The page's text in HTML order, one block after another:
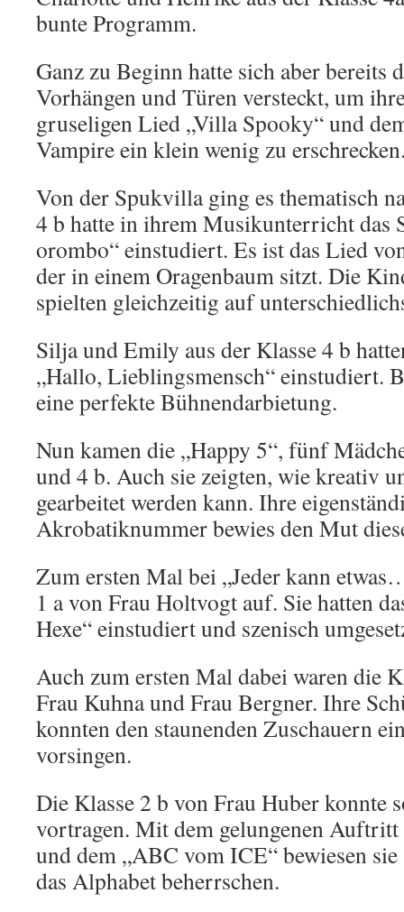
bunte Programm.
Ganz zu Beginn hatte sich aber bereits
Vorhängen und Türen versteckt, um
gruseligen Lied „Villa Spooky“ und
Vampire ein klein wenig zu
Von der Spukvilla ging es thematisch
4 b hatte in ihrem Musikunterricht das
orombo“ einstudiert. Es ist das Lied
der in einem Oragenbaum sitzt. Die
spielten gleichzeitig auf
Silja und Emily aus der Klasse 4 b
„Hallo, Lieblingsmensch“ einstudiert.
eine perfekte Bühnendarbietung.
Nun kamen die „Happy 5“, fünf
und 4 b. Auch sie zeigten, wie kreativ
gearbeitet werden kann. Ihre
Akrobatiknummer bewies den Mut
Zum ersten Mal bei „Jeder kann
1 a von Frau Holtvogt auf. Sie hatten
Hexe“ einstudiert und szenisch
Auch zum ersten Mal dabei waren die
Frau Kuhna und Frau Bergner. Ihre
konnten den staunenden Zuschauern
vorsingen.
Die Klasse 2 b von Frau Huber konnte
vortragen. Mit dem gelungenen Auftritt
und dem „ABC vom ICE“ bewiesen
das Alphabet beherrschen.